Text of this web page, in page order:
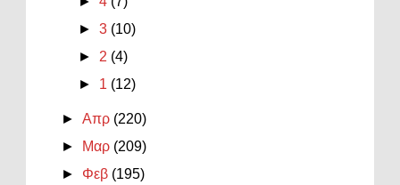
►3 (10)
► 2 (4)
► 1 (12)
►Απρ (220)
►
Μαρ (209)
► Φεβ (195)